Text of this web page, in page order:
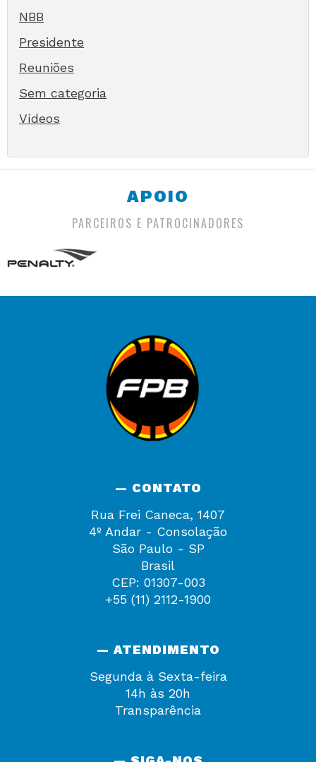
NBB
Presidente
Reuniões
Sem categoria
Vídeos
APOIO
PARCEIROS E PATROCINADORES
— CONTATO
Rua Frei Caneca, 1407
4º Andar - Consolação
São Paulo - SP
Brasil
CEP: 01307-003
+55 (11) 2112-1900
— ATENDIMENTO
Segunda à Sexta-feira
14h às 20h
Transparência